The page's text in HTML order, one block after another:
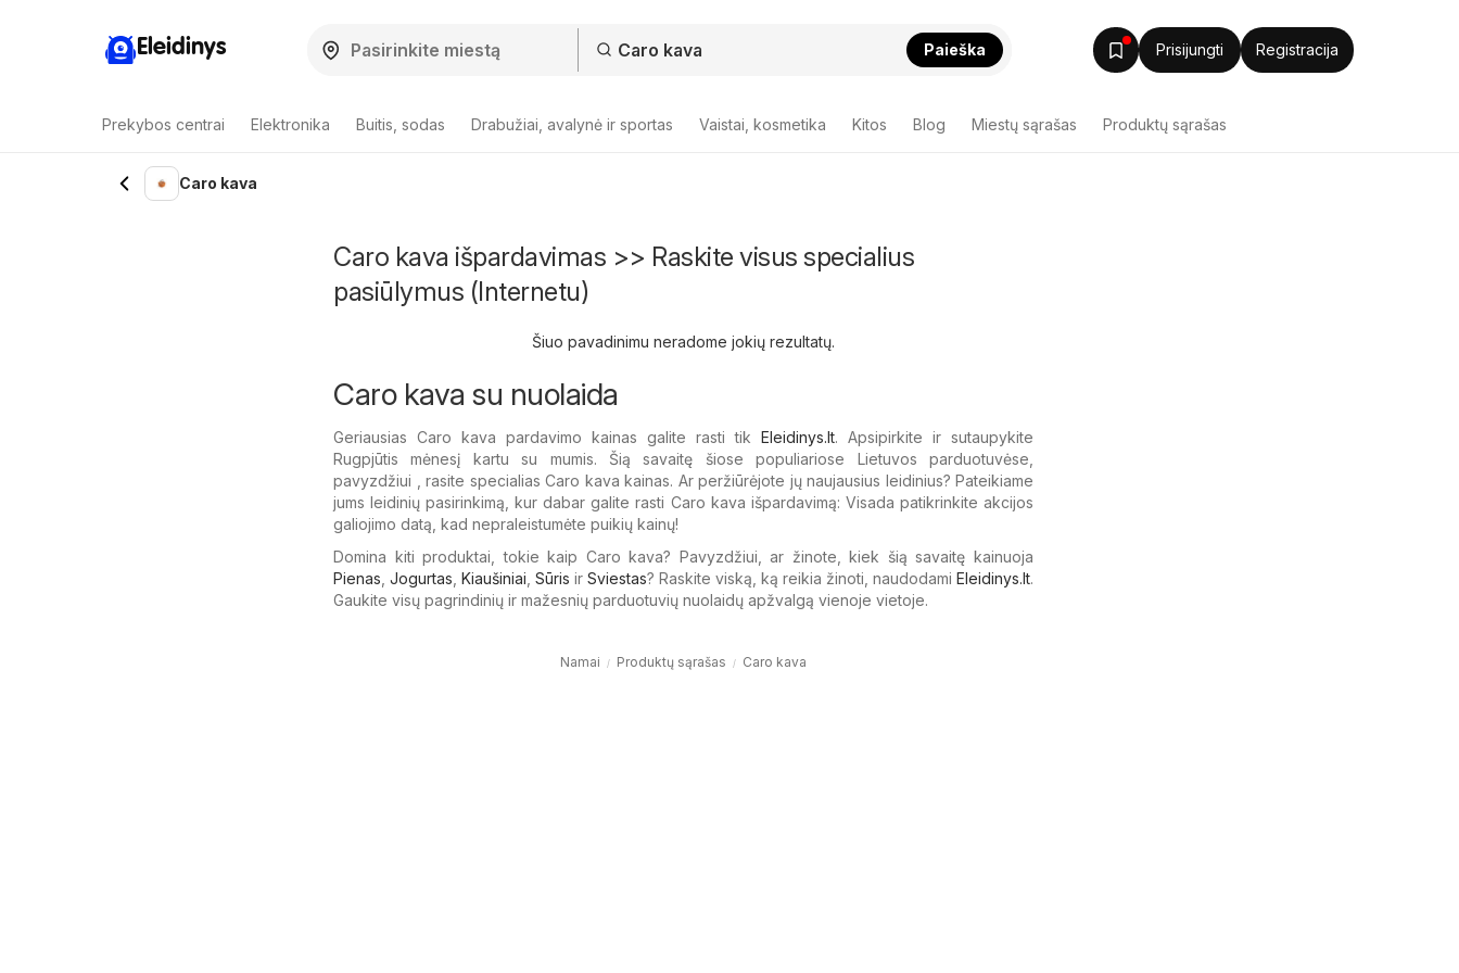
Eleidinys Paieška Prisijungti Registracija
Prekybos centrai Elektronika Buitis, sodas Drabužiai, avalynė ir sportas Vaistai, kosmetika Kitos Blog Miestų sąrašas Produktų sąrašas
Caro kava
Caro kava išpardavimas >> Raskite visus specialius
pasiūlymus (Internetu)
Šiuo pavadinimu neradome jokių rezultatų.
Caro kava su nuolaida
Geriausias Caro kava pardavimo kainas galite rasti tik Eleidinys.lt. Apsipirkite ir sutaupykite
Rugpjūtis mėnesį kartu su mumis. Šią savaitę šiose populiariose Lietuvos parduotuvėse,
pavyzdžiui , rasite specialias Caro kava kainas. Ar peržiūrėjote jų naujausius leidinius? Pateikiame
jums leidinių pasirinkimą, kur dabar galite rasti Caro kava išpardavimą: Visada patikrinkite akcijos
galiojimo datą, kad nepraleistumėte puikių kainų!
Domina kiti produktai, tokie kaip Caro kava? Pavyzdžiui, ar žinote, kiek šią savaitę kainuoja
Pienas Jogurtas Kiaušiniai Sūris ir Sviestas? Raskite viską, ką reikia žinoti, naudodami Eleidinys.lt.
Gaukite visų pagrindinių ir mažesnių parduotuvių nuolaidų apžvalgą vienoje vietoje.
Namai Produktų sąrašas Caro kava